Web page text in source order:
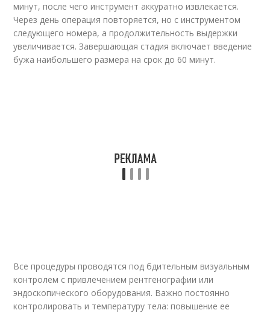
минут, после чего инструмент аккуратно извлекается.
Через день операция повторяется, но с инструментом
следующего номера, а продолжительность выдержки
увеличивается. Завершающая стадия включает введение
бужа наибольшего размера на срок до 60 минут.
Все процедуры проводятся под бдительным визуальным
контролем с привлечением рентгенографии или
эндоскопического оборудования. Важно постоянно
контролировать и температуру тела: повышение ее